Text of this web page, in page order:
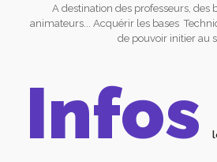
A destination des professeurs, des
animateurs... Acquérir les bases
de pouvoir initier au
Infos